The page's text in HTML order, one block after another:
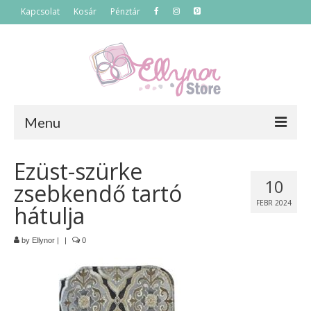
Kapcsolat Kosár Pénztár
Menu
Főoldal
Termékek
Szettek
Akciós termékek
Táskák
Neszeszerek
10
FEBR 2024
Ezüst-szürke
zsebkendő tartó
hátulja
by Ellynor | | 0